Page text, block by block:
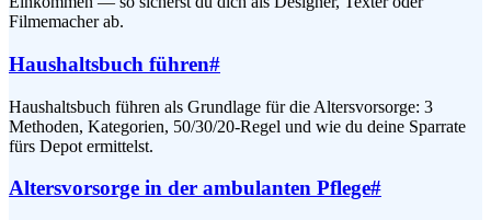
Filmemacher ab.
Haushaltsbuch führen#
Haushaltsbuch führen als Grundlage für die Altersvorsorge: 3
Methoden, Kategorien, 50/30/20-Regel und wie du deine Sparrate
fürs Depot ermittelst.
Altersvorsorge in der ambulanten Pflege#